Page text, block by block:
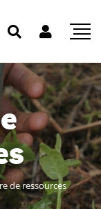
de ressources